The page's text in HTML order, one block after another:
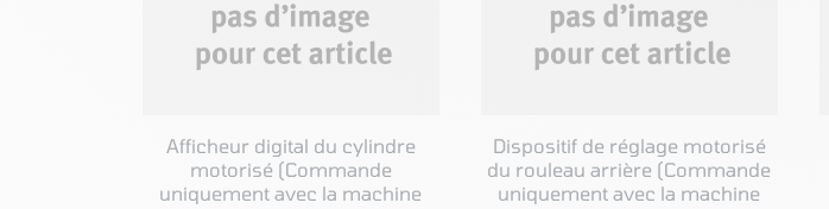
Afficheur digital du cylindre
motorisé (Commande
uniquement avec la machine
Dispositif de réglage motorisé
du rouleau arrière (Commande
uniquement avec la machine